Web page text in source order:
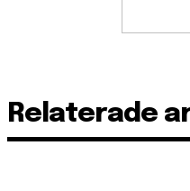
Relaterade